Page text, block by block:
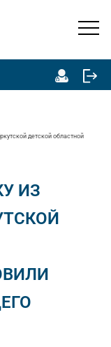
детской областной
ИЗ